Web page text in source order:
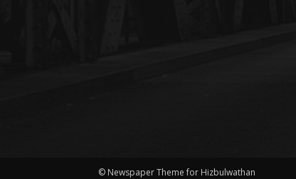
© Newspaper Theme for Hizbulwathan